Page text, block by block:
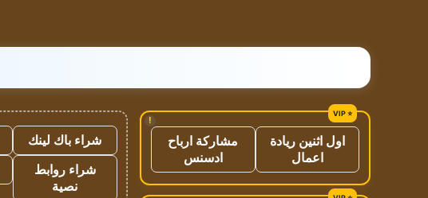
!
اول اثنين ريادة
اعمال
مشاركة ارباح
ادسنس
شراء باك لينك
شراء روابط
نصية